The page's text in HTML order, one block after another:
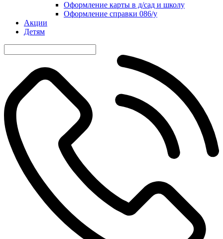
Оформление карты в д/сад и школу
Оформление справки 086/у
Акции
Детям